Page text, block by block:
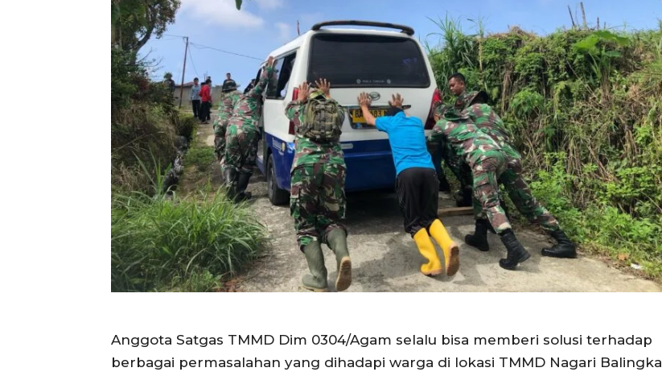
Anggota Satgas TMMD Dim 0304/Agam selalu bisa memberi solusi terhadap
berbagai permasalahan yang dihadapi warga di lokasi TMMD Nagari Balingka